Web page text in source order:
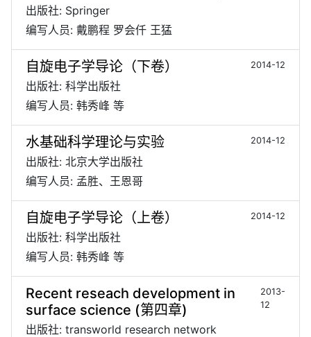
出版社: Springer
编写人员: 戴鹏程 罗会仟 王猛
自旋电子学导论（下卷） 2014-12
出版社: 科学出版社
编写人员: 韩秀峰 等
水基础科学理论与实验 2014-12
出版社: 北京大学出版社
编写人员: 孟胜、王恩哥
自旋电子学导论（上卷） 2014-12
出版社: 科学出版社
编写人员: 韩秀峰 等
Recent reseach development in
surface science (第四章)
2013-
12
出版社: transworld research network